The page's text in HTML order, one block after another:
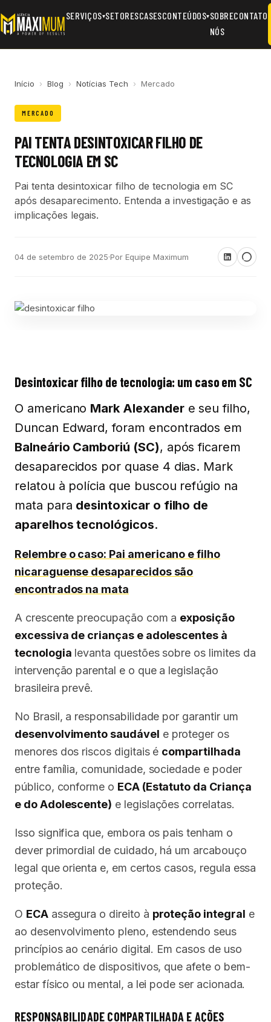
SERVIÇOS▾SETORESCASESCONTEÚDOS▾SOBRE
NÓS
CONTATO
Início › Blog › Notícias Tech › Mercado
MERCADO
PAI TENTA DESINTOXICAR FILHO DE
TECNOLOGIA EM SC
Pai tenta desintoxicar filho de tecnologia em SC
após desaparecimento. Entenda a investigação e as
implicações legais.
04 de setembro de 2025·Por Equipe Maximum
Desintoxicar filho de tecnologia: um caso em SC
O americano Mark Alexandere seu filho,
Duncan Edward, foram encontrados em
Balneário Camboriú (SC), após ficarem
desaparecidos por quase 4 dias. Mark
relatou à polícia que buscou refúgio na
mata para desintoxicar o filho de
aparelhos tecnológicos.
Relembre o caso: Pai americano e filho
nicaraguense desaparecidos são
encontrados na mata
A crescente preocupação com a exposição
excessiva de crianças e adolescentes à
tecnologia levanta questões sobre os limites da
intervenção parental e o que a legislação
brasileira prevê.
No Brasil, a responsabilidade por garantir um
desenvolvimento saudável e proteger os
menores dos riscos digitais é compartilhada
entre família, comunidade, sociedade e poder
público, conforme o ECA (Estatuto da Criança
e do Adolescente) e legislações correlatas.
Isso significa que, embora os pais tenham o
dever primordial de cuidado, há um arcabouço
legal que orienta e, em certos casos, regula essa
proteção.
O ECAassegura o direito à proteção integral e
ao desenvolvimento pleno, estendendo seus
princípios ao cenário digital. Em casos de uso
problemático de dispositivos, que afete o bem-
estar físico ou mental, a lei pode ser acionada.
RESPONSABILIDADE COMPARTILHADA E AÇÕES